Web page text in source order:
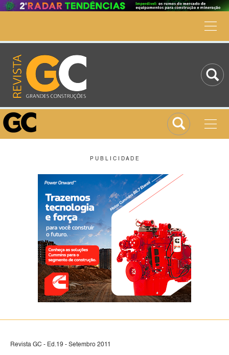
P U B L I C I D A D E
Revista GC - Ed.19 - Setembro 2011